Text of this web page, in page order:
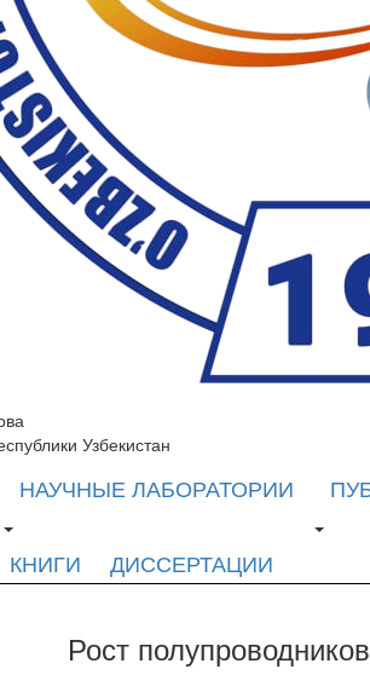
Узбекистан
НАУЧНЫЕ ЛАБОРАТОРИИ
КНИГИ ДИССЕРТАЦИИ
Рост